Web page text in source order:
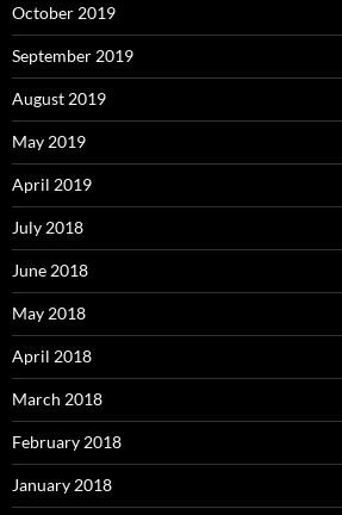
October 2019
September 2019
August 2019
May 2019
April 2019
July 2018
June 2018
May 2018
April 2018
March 2018
February 2018
January 2018